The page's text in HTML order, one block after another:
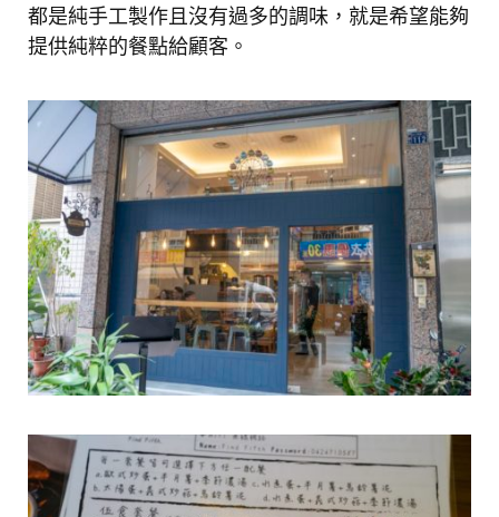
都是純手工製作且沒有過多的調味，就是希望能夠
提供純粹的餐點給顧客。